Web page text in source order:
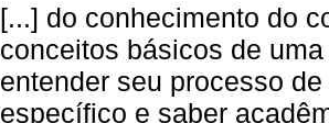
[...] do conhecimento do
conceitos básicos de
entender seu processo
específico e saber